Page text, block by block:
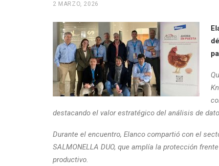
2 MARZO, 2026
destacando el valor estratégico del análisis de
Durante el encuentro, Elanco compartió con el
SALMONELLA DUO, que amplía la protección
productivo.